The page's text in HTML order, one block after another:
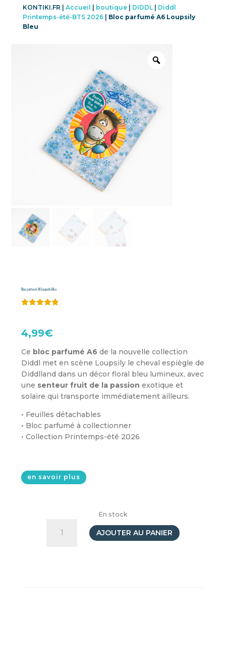
KONTIKI.FR | Accueil boutique| DIDDL| Diddl
Printemps-été-BTS 2026| Bloc parfumé A6 Loupsily
Bleu
Bloc parfumé A6 Loupsily Bleu
notations
client
4,99€
Ce bloc parfumé A6 de la nouvelle collection
Diddl met en scène Loupsily le cheval espiègle de
Diddlland dans un décor floral bleu lumineux, avec
une senteur fruit de la passion exotique et
solaire qui transporte immédiatement ailleurs.
• Feuilles détachables
• Bloc parfumé à collectionner
• Collection Printemps-été 2026
en savoir plus
En stock
AJOUTER AU PANIER